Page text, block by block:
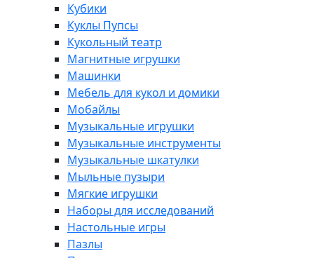
Кубики
Куклы Пупсы
Кукольный театр
Магнитные игрушки
Машинки
Мебель для кукол и домики
Мобайлы
Музыкальные игрушки
Музыкальные инструменты
Музыкальные шкатулки
Мыльные пузыри
Мягкие игрушки
Наборы для исследований
Настольные игры
Пазлы